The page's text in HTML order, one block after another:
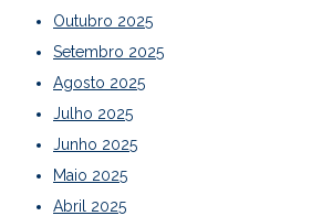
Outubro 2025
Setembro 2025
Agosto 2025
Julho 2025
Junho 2025
Maio 2025
Abril 2025